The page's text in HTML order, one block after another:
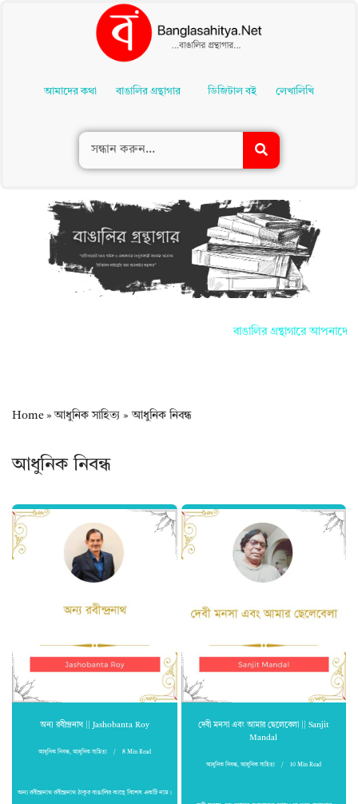
Contentআমাদের কথা বাঙালির গ্রন্থাগার ডিজিটাল বই লেখালিখি
বাঙালির গ্রন্থাগারে আপনাদের
Home »আধুনিক সাহিত্য »আধুনিক নিবন্ধ
আধুনিক নিবন্ধ
অন্য রবীন্দ্রনাথ || Jashobanta Roy
আধুনিক নিবন্ধ, আধুনিক সাহিত্য 8 Min Read
অন্য রবীন্দ্রনাথ রবীন্দ্রনাথ ঠাকুর বাঙালির কাছে বিশেষ একটি নাম।
দেবী মনসা এবং আমার ছেলেবেলা || Sanjit
Mandal
আধুনিক নিবন্ধ, আধুনিক সাহিত্য 10 Min Read